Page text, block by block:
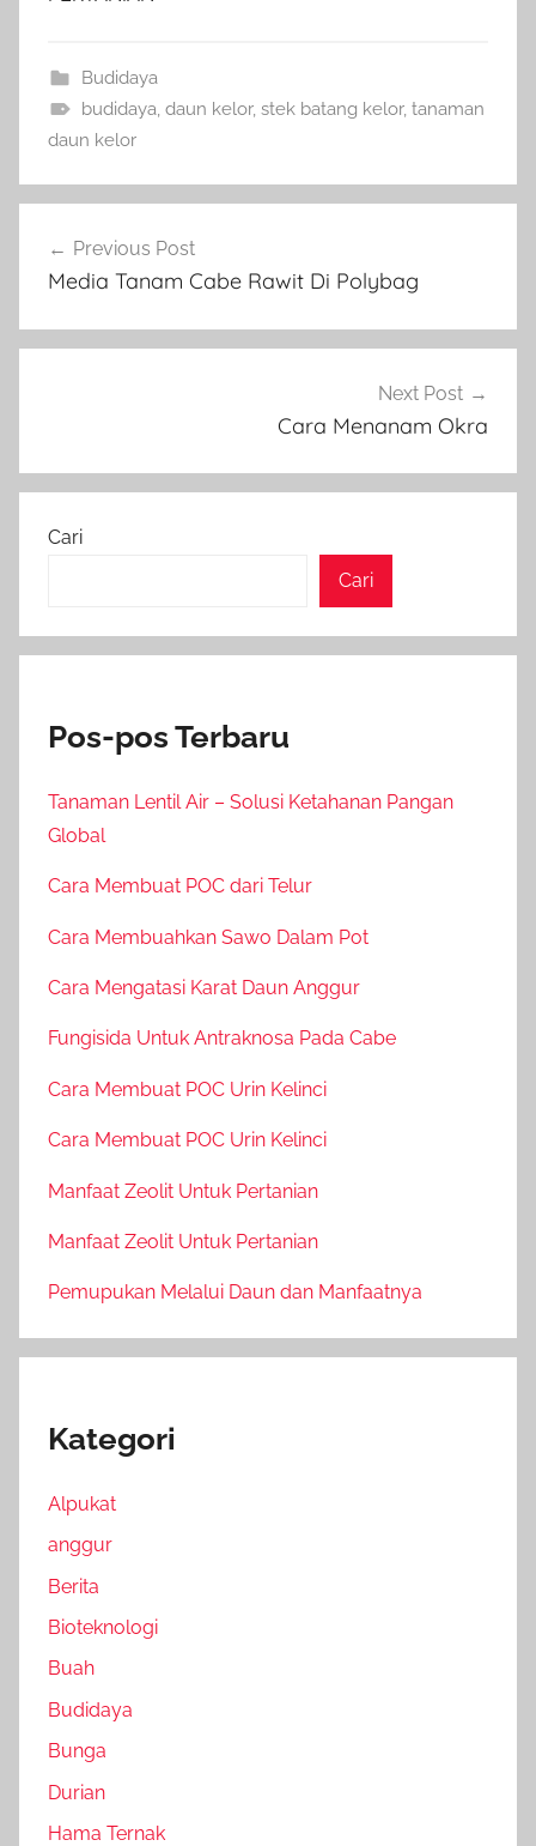
Budidaya
budidaya, daun kelor, stek batang kelor, tanaman
daun kelor
pos
Previous Post
Media Tanam Cabe Rawit Di Polybag
Next Post
Cara Menanam Okra
Cari
Cari
Pos-pos Terbaru
Tanaman Lentil Air – Solusi Ketahanan Pangan
Global
Cara Membuat POC dari Telur
Cara Membuahkan Sawo Dalam Pot
Cara Mengatasi Karat Daun Anggur
Fungisida Untuk Antraknosa Pada Cabe
Cara Membuat POC Urin Kelinci
Cara Membuat POC Urin Kelinci
Manfaat Zeolit Untuk Pertanian
Manfaat Zeolit Untuk Pertanian
Pemupukan Melalui Daun dan Manfaatnya
Kategori
Alpukat
anggur
Berita
Bioteknologi
Buah
Budidaya
Bunga
Durian
Hama Ternak